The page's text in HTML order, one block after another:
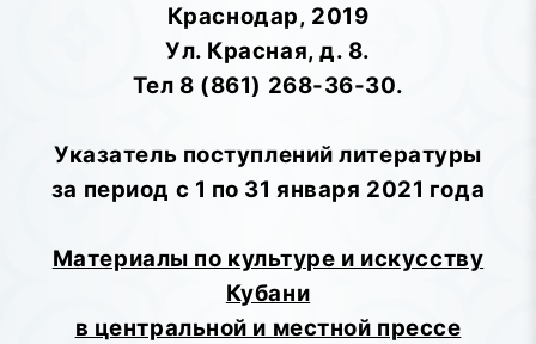
Краснодар, 2019
Ул. Красная, д. 8.
Тел 8 (861) 268-36-30.
Указатель поступлений литературы
за период с 1 по 31 января 2021 года
Материалы по культуре и искусству
Кубани
в центральной и местной прессе